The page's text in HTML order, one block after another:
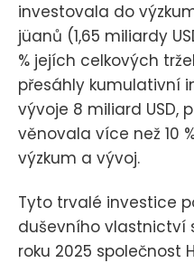
investovala do
jüanů (1,65 miliardy
% jejích celkových
přesáhly kumulativní
vývoje 8 miliard USD,
věnovala více než 10
výzkum a vývoj.
Tyto trvalé investice
duševního vlastnictví
roku 2025 společnost